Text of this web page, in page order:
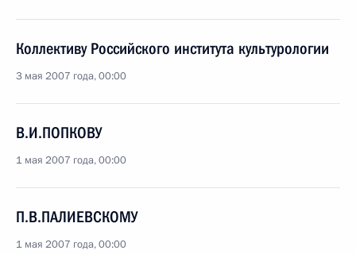
Коллективу Российского института культурологии
3 мая 2007 года, 00:00
В.И.ПОПКОВУ
1 мая 2007 года, 00:00
П.В.ПАЛИЕВСКОМУ
1 мая 2007 года, 00:00